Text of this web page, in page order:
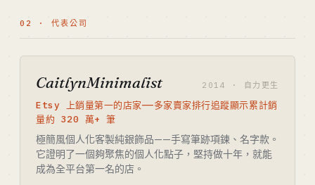
02 · 代表公司
CaitlynMinimalist 2014 · 自力更生
Etsy 上銷量第一的店家——多家賣家排行追蹤顯示累計銷
量約 320 萬+ 筆
極簡風個人化客製純銀飾品——手寫筆跡項鍊、名字款。
它證明了一個夠聚焦的個人化點子，堅持做十年，就能
成為全平台第一名的店。